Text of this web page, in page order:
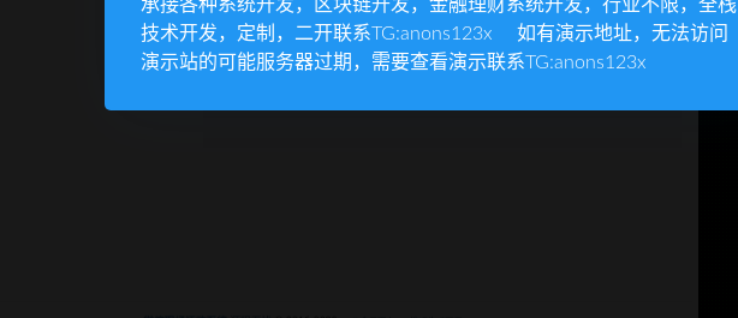
承接各种系统开发，区块链开发，金融理财系统开发，行业不限，全栈
技术开发，定制，二开联系TG:anons123x 如有演示地址，无法访问
演示站的可能服务器过期，需要查看演示联系TG:anons123x